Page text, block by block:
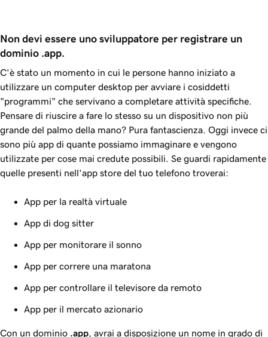
Non devi essere uno sviluppatore per registrare un
dominio .app.
C'è stato un momento in cui le persone hanno iniziato a
utilizzare un computer desktop per avviare i cosiddetti
"programmi" che servivano a completare attività specifiche.
Pensare di riuscire a fare lo stesso su un dispositivo non più
grande del palmo della mano? Pura fantascienza. Oggi invece ci
sono più app di quante possiamo immaginare e vengono
utilizzate per cose mai credute possibili. Se guardi rapidamente
quelle presenti nell'app store del tuo telefono troverai:
App per la realtà virtuale
App di dog sitter
App per monitorare il sonno
App per correre una maratona
App per controllare il televisore da remoto
App per il mercato azionario
Con un dominio .app , avrai a disposizione un nome in grado di